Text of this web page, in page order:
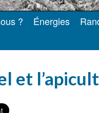
? Énergies
et